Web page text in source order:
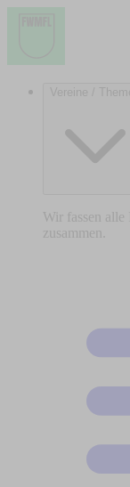
Vereine /
Wir fassen alle
zusammen.